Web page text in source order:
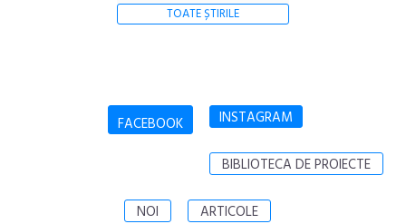
TOATE ȘTIRILE
FACEBOOK INSTAGRAM
BIBLIOTECA DE PROIECTE
NOI ARTICOLE